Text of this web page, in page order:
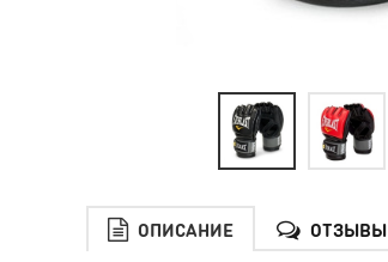
ОПИСАНИЕ ОТЗЫВЫ